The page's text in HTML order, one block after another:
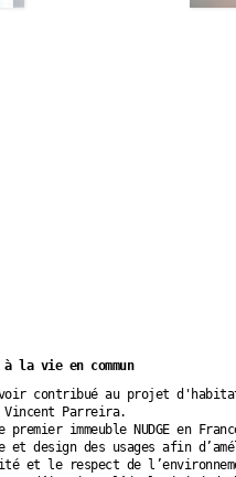
la vie en commun
contribué au projet
Vincent Parreira.
premier immeuble NUDGE en
et design des usages afin
et le respect de